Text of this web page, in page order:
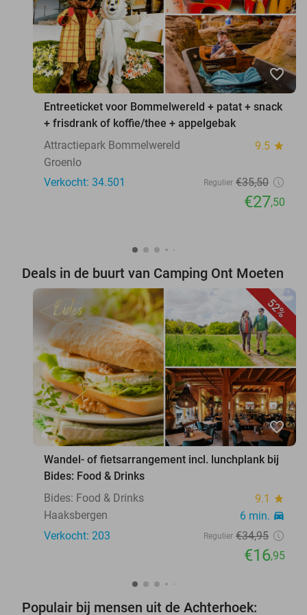
favorite_border
Entreeticket voor Bommelwereld + patat + snack
+ frisdrank of koffie/thee + appelgebak
Attractiepark Bommelwereld
9.5 star
Groenlo
Verkocht: 34.501
Regulier €35,50
€27,50
Deals in de buurt van Camping Ont Moeten
52%
favorite_border
Wandel- of fietsarrangement incl. lunchplank bij
Bides: Food & Drinks
Bides: Food & Drinks
9.1 star
Haaksbergen 6 min. directions_car
Verkocht: 203 Regulier €34,95
€16,95
Populair bij mensen uit de Achterhoek: